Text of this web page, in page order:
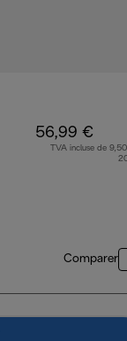
56,99 €
TVA incluse de
Comparer